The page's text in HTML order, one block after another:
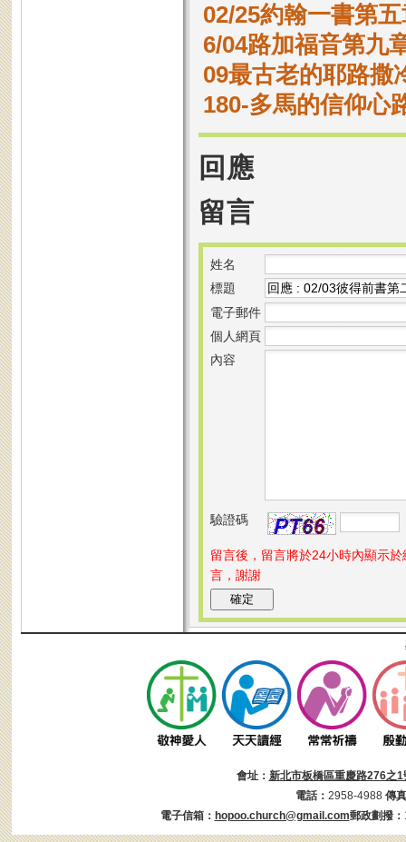
02/25約翰一書第
6/04路加福音第九
09最古老的耶路撒
180-多馬的信仰心
回應
留言
姓名
標題
電子郵件
個人網頁
內容
驗證碼
留言後，留言將於24小時內顯示
言，謝謝
會址： 新北市板橋區重慶路276之1
電話： 2958-4988 傳
電子信箱： hopoo.church@gmail.com郵政劃撥：